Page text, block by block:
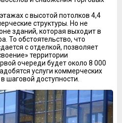
с высотой потолков 4,4
структуры. Но не
зданий, которая выходит в
То обстоятельство, что
с отделкой, позволяет
территории
очереди будет около 8 000
услуги коммерческих
шаговой доступности.